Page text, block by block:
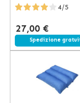
Cava Siliconata
4/5
27,00 €
Spedizione